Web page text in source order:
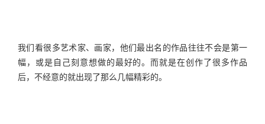
我们看很多艺术家、画家，他们最出名的作品往往不会是第一
幅，或是自己刻意想做的最好的。而就是在创作了很多作品
后，不经意的就出现了那么几幅精彩的。